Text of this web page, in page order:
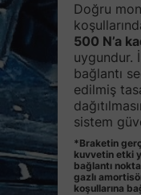
Doğru
500 N’a
uygundur.
bağlantı
edilmiş
sistem
*Braketin
kuvvetin etki
bağlantı
gazlı
koşullarına